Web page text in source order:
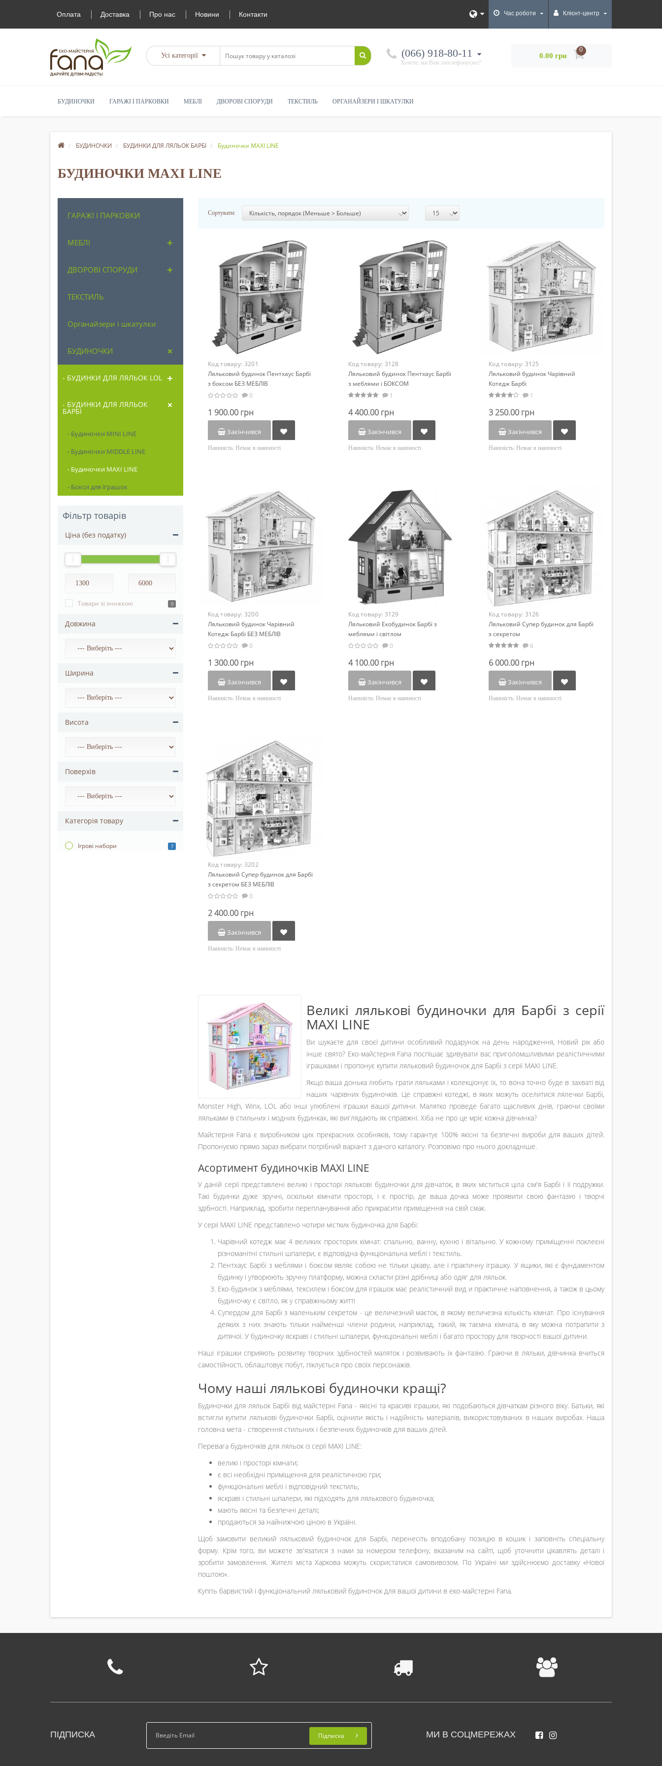
Оплата Доставка Про нас Новини Контакти Час роботи Клієнт-центр
Усі категорії (066) 918-80-11
Хочете, ми Вам зателефонуємо?
0.00 грн
0
БУДИНОЧКИ ГАРАЖІ І ПАРКОВКИ МЕБЛІ ДВОРОВІ СПОРУДИ ТЕКСТИЛЬ ОРГАНАЙЗЕРИ І ШКАТУЛКИ
БУДИНОЧКИ БУДИНКИ ДЛЯ ЛЯЛЬОК БАРБІ Будиночки MAXI LINE
БУДИНОЧКИ MAXI LINE
ГАРАЖІ І ПАРКОВКИ
МЕБЛІ
ДВОРОВІ СПОРУДИ
ТЕКСТИЛЬ
Органайзери і шкатулки
БУДИНОЧКИ
- БУДИНКИ ДЛЯ ЛЯЛЬОК LOL
- БУДИНКИ ДЛЯ ЛЯЛЬОК
БАРБІ
- Будиночки MINI LINE
- Будиночки MIDDLE LINE
- Будиночки MAXI LINE
- Бокси для іграшок
Фільтр товарів
Ціна (без податку)
Товари зі знижкою 0
Довжина
Ширина
Висота
Поверхів
Категорія товару
Ігрові набори 7
Сортувати:
Код товару: 3201
Ляльковий будинок Пентхаус Барбі
з боксом БЕЗ МЕБЛІВ
0
1 900.00 грн
Закінчився
Наявність: Немає в наявності
Код товару: 3128
Ляльковий будинок Пентхаус Барбі
з меблями і БОКСОМ
1
4 400.00 грн
Закінчився
Наявність: Немає в наявності
Код товару: 3125
Ляльковий будинок Чарівний
Котедж Барбі
1
3 250.00 грн
Закінчився
Наявність: Немає в наявності
Код товару: 3200
Ляльковий будинок Чарівний
Котедж Барбі БЕЗ МЕБЛІВ
0
1 300.00 грн
Закінчився
Наявність: Немає в наявності
Код товару: 3129
Ляльковий Екобудинок Барбі з
меблями і світлом
0
4 100.00 грн
Закінчився
Наявність: Немає в наявності
Код товару: 3126
Ляльковий Супер будинок для Барбі
з секретом
6
6 000.00 грн
Закінчився
Наявність: Немає в наявності
Код товару: 3202
Ляльковий Супер будинок для Барбі
з секретом БЕЗ МЕБЛІВ
0
2 400.00 грн
Закінчився
Наявність: Немає в наявності
Великі лялькові будиночки для Барбі з серії
MAXI LINE
Ви шукаєте для своєї дитини особливий подарунок на день народження, Новий рік або
інше свято? Еко-майстерня Fana поспішає здивувати вас приголомшливими реалістичними
іграшками і пропонує купити ляльковий будиночок для Барбі з серії MAXI LINE.
Якщо ваша донька любить грати ляльками і колекціонує їх, то вона точно буде в захваті від
наших чарівних будиночків. Це справжні котеджі, в яких можуть оселитися лялечки Барбі,
Monster High, Winx, LOL або інші улюблені іграшки вашої дитини. Малятко проведе багато щасливих днів, граючи своїми
ляльками в стильних і модних будинках, які виглядають як справжні. Хіба не про це мріє кожна дівчинка?
Майстерня Fana є виробником цих прекрасних особняків, тому гарантує 100% якісні та безпечні вироби для ваших дітей.
Пропонуємо прямо зараз вибрати потрібний варіант з даного каталогу. Розповімо про нього докладніше.
Асортимент будиночків MAXI LINE
У даній серії представлені великі і просторі лялькові будиночки для дівчаток, в яких міститься ціла сім'я Барбі і її подружки.
Такі будинки дуже зручні, оскільки кімнати просторі, і є простір, де ваша дочка може проявити свою фантазію і творчі
здібності. Наприклад, зробити перепланування або прикрасити приміщення на свій смак.
У серії MAXI LINE представлено чотири містких будиночка для Барбі:
Чарівний котедж має 4 великих просторих кімнат: спальню, ванну, кухню і вітальню. У кожному приміщенні поклеєні
різноманітні стильні шпалери, є відповідна функціональна меблі і текстиль.
Пентхаус Барбі з меблями і боксом являє собою не тільки цікаву, але і практичну іграшку. У ящики, які є фундаментом
будинку і утворюють зручну платформу, можна скласти різні дрібниці або одяг для ляльок.
Еко-будинок з меблями, тексилем і боксом для іграшок має реалістичний вид и практичне наповнення, а також в цьому
будиночку є світло, як у справжньому житті
Супердом для Барбі з маленьким секретом - це величезний маєток, в якому величезна кількість кімнат. Про існування
деяких з них знають тільки найменші члени родини, наприклад, такий, як таємна кімната, в яку можна потрапити з
дитячої. У будиночку яскраві і стильні шпалери, функціональні меблі і багато простору для творчості вашої дитини.
Наші іграшки сприяють розвитку творчих здібностей маляток і розвивають їх фантазію. Граючи в ляльки, дівчинка вчиться
самостійності, облаштовує побут, піклується про своїх персонажів.
Чому наші лялькові будиночки кращі?
Будиночки для ляльок Барбі від майстерні Fana - якісні та красиві іграшки, які подобаються дівчаткам різного віку. Батьки, які
встигли купити лялькові будиночки Барбі, оцінили якість і надійність матеріалів, використовуваних в наших виробах. Наша
головна мета - створення стильних і безпечних будиночків для ваших дітей.
Перевага будиночків для ляльок із серії MAXI LINE:
великі і просторі кімнати;
є всі необхідні приміщення для реалістичною гри;
функціональні меблі і відповідний текстиль;
яскраві і стильні шпалери, які підходять для лялькового будиночка;
мають якісні та безпечні деталі;
продаються за найнижчою ціною в Україні.
Щоб замовити великий ляльковий будиночок для Барбі, перенесіть вподобану позицію в кошик і заповніть спеціальну
форму. Крім того, ви можете зв'язатися з нами за номером телефону, вказаним на сайті, щоб уточнити цікавлять деталі і
зробити замовлення. Жителі міста Харкова можуть скористатися самовивозом. По Україні ми здійснюємо доставку «Нової
поштою».
Купіть барвистий і функціональний ляльковий будиночок для вашої дитини в еко-майстерні Fana.
ПІДПИСКА Підписка МИ В СОЦМЕРЕЖАХ